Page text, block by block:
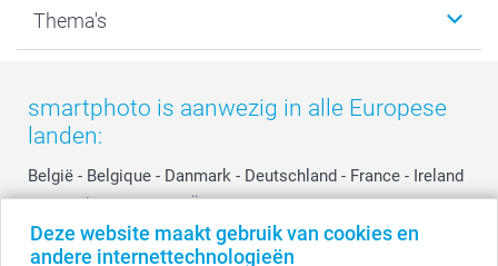
Deze website maakt gebruik van cookies en
andere internettechnologieën
Kaarten
Bestelproces
Privacy
Cookiebeleid
Reviews
Prijslijst
Investor Relations
Tevredenheidsgarantie
smartbonus
smartfriends
service@smartphoto.nl
Affiliate partnerprogramma
Partnerships
Influencer partnerprogramma
Thema's
Moederdag
Vaderdag
Huwelijk
smartphoto is aanwezig in alle Europese
landen:
België - Belgique - Danmark - Deutschland - France - Ireland
- Nederland - Norge - Österreich - Schweiz - Suisse -
Switzerland - Suomi - Sverige - United Kingdom -
Other Countries